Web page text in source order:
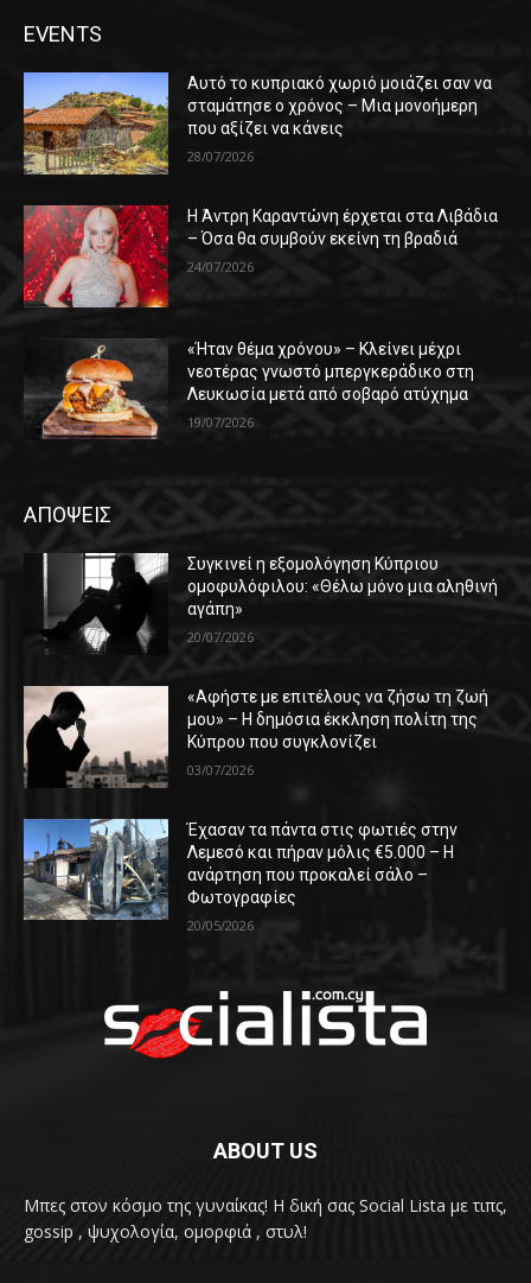
EVENTS
Αυτό το κυπριακό χωριό μοιάζει σαν να
σταμάτησε ο χρόνος – Μια μονοήμερη
που αξίζει να κάνεις
28/07/2026
Η Άντρη Καραντώνη έρχεται στα Λιβάδια
– Όσα θα συμβούν εκείνη τη βραδιά
24/07/2026
«Ήταν θέμα χρόνου» – Κλείνει μέχρι
νεοτέρας γνωστό μπεργκεράδικο στη
Λευκωσία μετά από σοβαρό ατύχημα
19/07/2026
ΑΠΟΨΕΙΣ
Συγκινεί η εξομολόγηση Κύπριου
ομοφυλόφιλου: «Θέλω μόνο μια αληθινή
αγάπη»
20/07/2026
«Αφήστε με επιτέλους να ζήσω τη ζωή
μου» – Η δημόσια έκκληση πολίτη της
Κύπρου που συγκλονίζει
03/07/2026
Έχασαν τα πάντα στις φωτιές στην
Λεμεσό και πήραν μόλις €5.000 – Η
ανάρτηση που προκαλεί σάλο –
Φωτογραφίες
20/05/2026
ABOUT US
Μπες στον κόσμο της γυναίκας! H δική σας Social Lista με τιπς,
gossip , ψυχολογία, ομορφιά , στυλ!